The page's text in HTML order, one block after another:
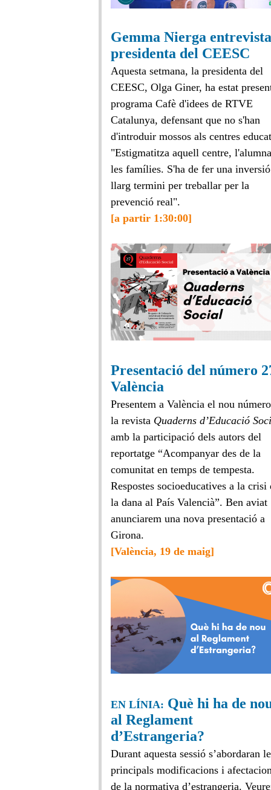
Gemma Nierga
presidenta del CEESC
Aquesta setmana, la presidenta del
CEESC, Olga Giner, ha estat
programa Cafè d'idees de RTVE
Catalunya, defensant que no s'han
d'introduir mossos als centres
"Estigmatitza aquell centre,
les famílies. S'ha de fer una
llarg termini per treballar per la
prevenció real".
[a partir 1:30:00]
Presentació del número
València
Presentem a València el nou
la revista Quaderns d’Educació
amb la participació dels autors del
reportatge “Acompanyar des de la
comunitat en temps de tempesta.
Respostes socioeducatives a la crisi
la dana al País Valencià”. Ben aviat
anunciarem una nova presentació a
Girona.
[València, 19 de maig]
EN LÍNIA: Què hi ha de
al Reglament
d’Estrangeria?
Durant aquesta sessió s’abordaran
principals modificacions i
de la normativa d’estrangeria.